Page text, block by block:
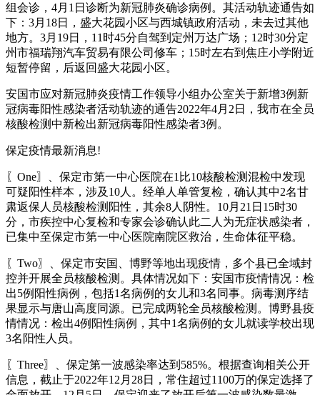
组会诊，4月1日诊断为新冠肺炎确诊病例。其活动轨迹通告如
下：3月18日，盛大花园小区与西城镇政府活动，未去过其他
地方。3月19日，11时45分自驾到定州万达广场；12时30分定
州市福瑞翔汽车贸易有限公司修车；15时左右到焦庄小学附近
短暂停留，后返回盛大花园小区。
安国市应对新冠肺炎疫情工作领导小组办公室关于新增3例新
冠病毒阳性感染者活动轨迹的通告2022年4月2日，我市在全员
核酸检测中新检出新冠病毒阳性感染者3例。
保定疫情最新消息!
〖One〗、保定市第一中心医院在1比10核酸检测混检中发现
可疑阳性样本，涉及10人。经单人单管复检，确认其中2名甘
肃返保人员核酸检测阳性，其余8人阴性。10月21日15时30
分，市疾控中心复检和专家会诊确认此二人为无症状感染者，
已集中至保定市第一中心医院南院区救治，生命体征平稳。
〖Two〗、保定市安国、博野等地出现疫情，多个县已全域封
控并开展全员核酸检测。具体情况如下：安国市疫情情况：检
出5例阳性病例，包括1名病例的女儿和3名同事。病毒测序结
果显示与唐山高度同源。已完成两轮全员核酸检测。博野县疫
情情况：检出4例阳性病例，其中1名病例的女儿就读学校出现
3名阳性人员。
〖Three〗、保定第一波感染率达到585%。根据查询相关公开
信息，截止于2022年12月28日，常住超过1100万的保定选择了